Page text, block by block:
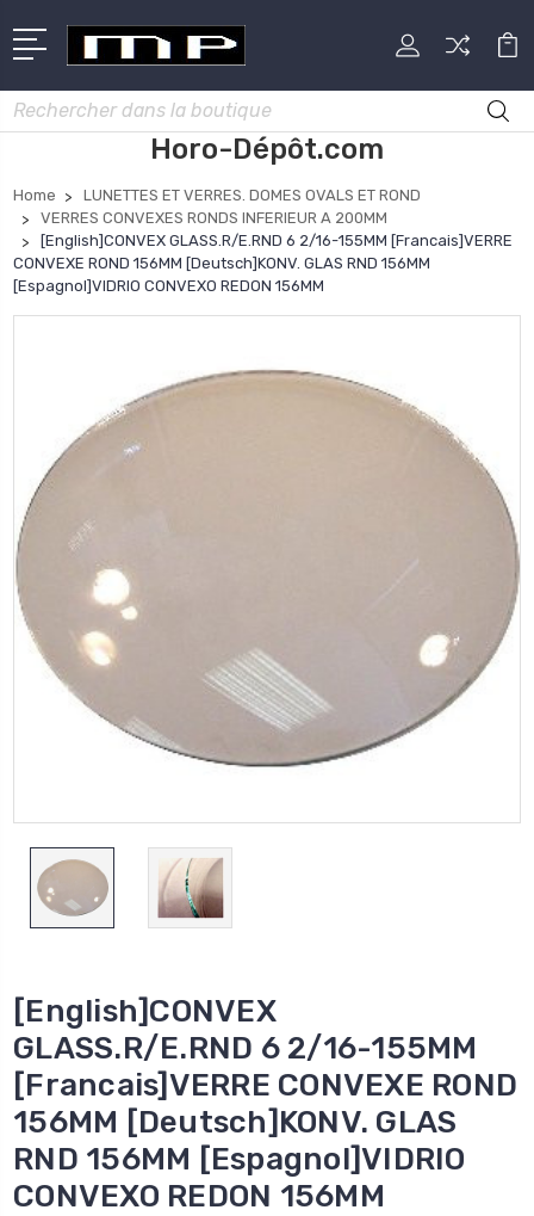
Rechercher
Horo-Dépôt.com
Home
LUNETTES ET VERRES. DOMES OVALS ET ROND
VERRES CONVEXES RONDS INFERIEUR A 200MM
[English]CONVEX GLASS.R/E.RND 6 2/16-155MM [Francais]VERRE
CONVEXE ROND 156MM [Deutsch]KONV. GLAS RND 156MM
[Espagnol]VIDRIO CONVEXO REDON 156MM
[English]CONVEX
GLASS.R/E.RND 6 2/16-155MM
[Francais]VERRE CONVEXE ROND
156MM [Deutsch]KONV. GLAS
RND 156MM [Espagnol]VIDRIO
CONVEXO REDON 156MM